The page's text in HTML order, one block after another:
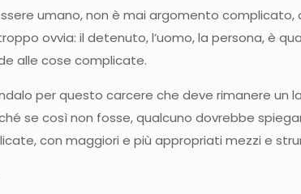
umano, non è mai argomento
ovvia: il detenuto, l’uomo, la persona, è
alle cose complicate.
per questo carcere che deve rimanere
se così non fosse, qualcuno dovrebbe
con maggiori e più appropriati mezzi e